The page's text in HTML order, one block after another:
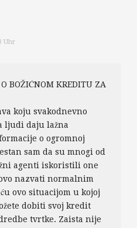
Uhr
BOŽIĆNOM KREDITU ZA
koju svakodnevno
ljudi daju lažna
o ogromnoj
sam da su mnogi od
agenti iskoristili one
nazvati normalnim
ovo situacijom u kojoj
dobiti svoj kredit
tvrtke. Zaista nije